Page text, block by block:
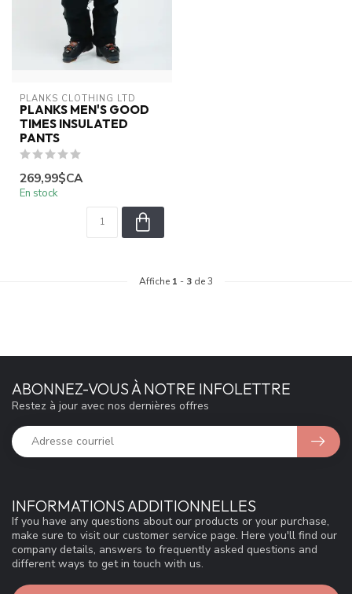
PLANKS CLOTHING LTD
PLANKS MEN'S GOOD
TIMES INSULATED
PANTS
269,99$CA
En stock
Affiche 1 - 3 de 3
INFORMATIONS ADDITIONNELLES
If you have any questions about our products or your purchase,
make sure to visit our customer service page. Here you'll find our
company details, answers to frequently asked questions and
different ways to get in touch with us.
ABONNEZ-VOUS À NOTRE INFOLETTRE
Restez à jour avec nos dernières offres